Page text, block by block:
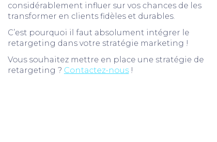
considérablement influer sur vos chances de les
transformer en clients fidèles et durables.
C’est pourquoi il faut absolument intégrer le
retargeting dans votre stratégie marketing !
Vous souhaitez mettre en place une stratégie de
retargeting ? Contactez-nous !